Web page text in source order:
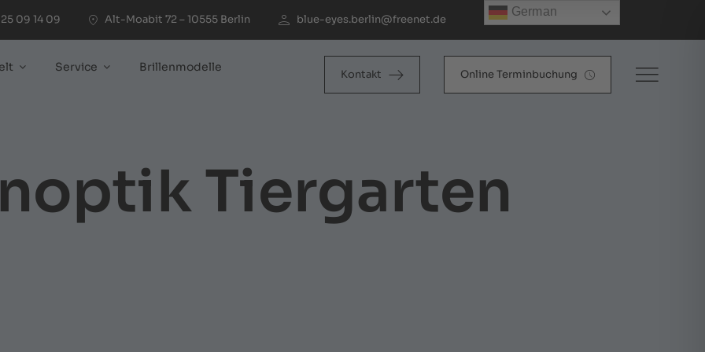
09 14 09 Alt-Moabit 72 – 10555 Berlin blue-eyes.berlin@freenet.de
Service
Brillenmodelle
Kontakt Online Terminbuchung
Tiergarten
German